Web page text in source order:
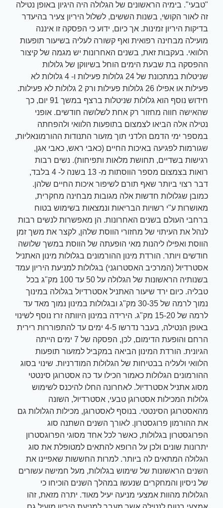
"טבעי". בימיה הראשונים של הגלולה היה היגיון באופן נטילה
זה לאור הקושי, בשנות הששים, לשלול היריון צעיר בהיעדר
בדיקות היריון זמינות. אך כיום, ידוע כי הפסקה זו איננה
מועילה מבחינה רפואית ואף קשורה לעליה בשיעור תופעות
הלוואי. בעקבות זאת, בשנים האחרונות יש מגמה של קיצור
ההפסקה בת שבעת הימים הוחל בשיווקן של גלולות
שניטלות במתכונת של 24 גלולות פעילות ו- 4 גלולות לא
פעילות או אפילו 26 גלולות פעילות ורק 2 גלולות לא פעילות.
חידוש נוסף הוא גלולות שניטלות ברצף במשך 91 יום, כך
שהאישה חווה מחזור רק אחת לשלושה חודשים. אופני
נטילה אלה הביאו לצמצום בתופעות הלוואי ולהפחתה
במספר ימי הדמם הלדני תוך מזעור התנודות ההורמונאליות,
שגורמות לפגיעה באיכות החיים (כאבי ראש, כאבי אגן,
רגישות בשדיים, תחושת מלאות ותפיחות). נשים רבות
רואות בצמצום מספר הווסתות מ- 13 בשנה ל- 4 בלבד,
דבר רצוי ביותר שאף תורם לשיפור איכות החיים שלהן.
כמובן שגלולות חדשות אלה מגובות מבחינה מחקרית,
מאושרות ע"י רשויות הבריאות ונמצאות בשימוש בטוח
ברחבי העולם בשנים האחרונות. הן מאפשרות לנשים רבות
לנהל את העיתוי של מחזורי הווסת שלהן, לקצר את משך זמן
הווסת ואפילו ליהנות מאי הופעתה של הווסת במשך שלושה
חודשים ויותר. הורדת מינון ההורמונים בגלולות מינון האתניל
אסטרדיול (המרכיב האסטרוגני) בגלולות למניעת היריון עמד
בשנותיה הראשונות של הגלולה על 50 עד 100 מק"ג בכל
טבליה. כיום ירד שיעור האתניל אסטרדיול בגלולה במינוך
נמוך לרמה של 30-35 מק"ג ובגלולות במינון נמוך מאד עד
לרמה של 15-20 מק"ג. הירידה במינון היוותה זרז נוסף לשינוי
באופן הנטילה, בעבר נדרשו 4-5 ימים עד להתפוררות רירית
הרחם והופעת הדימום, לכן, הפסקה של 7 ימים הייתה
הגיונית. הורדת המינון הביאה במקביל למזעור תופעות
הלוואי ולעליה בבטיחות של הגלולות המודרניות. שינוי בסוג
ההורמונים הגלולות כאמור הכילו עד כה אסטרוגן סינטטי
מסוג אתניל אסטרדיול. לאחרונה החלו להיכנס לשימוש
גלולות המכילות אסטרוגן טבעי, אסטרדיול, השונה
מהאסטרוגן הסינטטי. בנוסף לאסטרוגן, מכילות הגלולות גם
את ההורמון פרוגסטרון. לאורך השנים השתנה סוג
הפרוגסטרון בגלולות, כאשר לכל אחד מסוגי הפרוגסטרון
יתרונות שונים ולכן על הרופא להתאים למטופלת את סוג
הגלולה המתאים לה ביותר. למרות החששות שאפיינו את
השנים הראשונות של שימוש בגלולות, מעל חמישה עשורים
של ניסיון והמחקרים שנעשו במהלך השנים הוכיחו כי
הגלולות מהוות אמצעי מניעה יעיל מאוד. יתרה מזאת, זהו